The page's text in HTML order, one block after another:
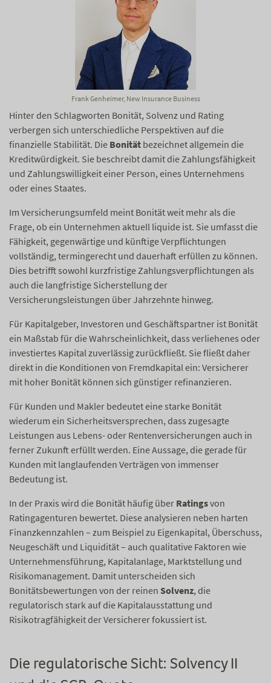
Frank Genheimer, New Insurance Business
Hinter den Schlagworten Bonität, Solvenz und Rating
verbergen sich unterschiedliche Perspektiven auf die
finanzielle Stabilität. Die Bonität bezeichnet allgemein die
Kreditwürdigkeit. Sie beschreibt damit die Zahlungsfähigkeit
und Zahlungswilligkeit einer Person, eines Unternehmens
oder eines Staates.
Im Versicherungsumfeld meint Bonität weit mehr als die
Frage, ob ein Unternehmen aktuell liquide ist. Sie umfasst die
Fähigkeit, gegenwärtige und künftige Verpflichtungen
vollständig, termingerecht und dauerhaft erfüllen zu können.
Dies betrifft sowohl kurzfristige Zahlungsverpflichtungen als
auch die langfristige Sicherstellung der
Versicherungsleistungen über Jahrzehnte hinweg.
Für Kapitalgeber, Investoren und Geschäftspartner ist Bonität
ein Maßstab für die Wahrscheinlichkeit, dass verliehenes oder
investiertes Kapital zuverlässig zurückfließt. Sie fließt daher
direkt in die Konditionen von Fremdkapital ein: Versicherer
mit hoher Bonität können sich günstiger refinanzieren.
Für Kunden und Makler bedeutet eine starke Bonität
wiederum ein Sicherheitsversprechen, dass zugesagte
Leistungen aus Lebens- oder Rentenversicherungen auch in
ferner Zukunft erfüllt werden. Eine Aussage, die gerade für
Kunden mit langlaufenden Verträgen von immenser
Bedeutung ist.
In der Praxis wird die Bonität häufig über Ratingsvon
Ratingagenturen bewertet. Diese analysieren neben harten
Finanzkennzahlen – zum Beispiel zu Eigenkapital, Überschuss,
Neugeschäft und Liquidität – auch qualitative Faktoren wie
Unternehmensführung, Kapitalanlage, Marktstellung und
Risikomanagement. Damit unterscheiden sich
Bonitätsbewertungen von der reinen Solvenz, die
regulatorisch stark auf die Kapitalausstattung und
Risikotragfähigkeit der Versicherer fokussiert ist.
Die regulatorische Sicht: Solvency II